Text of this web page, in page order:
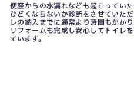
便座からの水漏れなども起こってい
ひどくならないか診断をさせていた
レの納入までに通常より時間もかか
リフォームも完成し安心してトイレ
ています。